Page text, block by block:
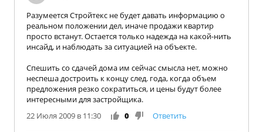
Разумеется Стройтекс не будет давать информацию о
реальном положении дел, иначе продажи квартир
просто встанут. Остается только надежда на какой-нить
инсайд, и наблюдать за ситуацией на объекте.
Спешить со сдачей дома им сейчас смысла нет, можно
неспеша достроить к концу след. года, когда объем
предложения резко сократиться, и цены будут более
интересными для застройщика.
22 Июля 2009 в 11:30
0 Ответить